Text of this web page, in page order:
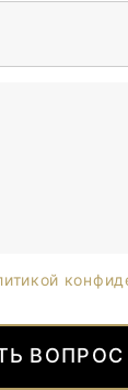
ВОПРОС